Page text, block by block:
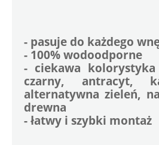
- pasuje do każdego
- 100% wodoodporne
- ciekawa
czarny, antracyt,
alternatywna zieleń,
drewna
- łatwy i szybki montaż